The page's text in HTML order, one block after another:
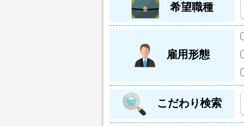
希望職種
雇用形態
こだわり検索